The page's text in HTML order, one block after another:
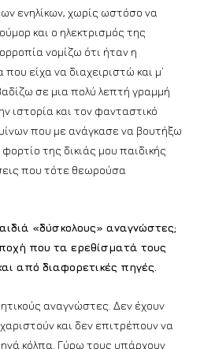
ενηλίκων, χωρίς ωστόσο να
και ο ηλεκτρισμός της
νομίζω ότι ήταν η
είχα να διαχειριστώ και μ’
σε μια πολύ λεπτή γραμμή
ιστορία και τον φανταστικό
που με ανάγκασε να βουτήξω
της δικιάς μου παιδικής
που τότε θεωρούσα
«δύσκολους» αναγνώστες;
που τα ερεθίσματά τους
από διαφορετικές πηγές.
αναγνώστες. Δεν έχουν
και δεν επιτρέπουν να
κόλπα. Γύρω τους υπάρχουν